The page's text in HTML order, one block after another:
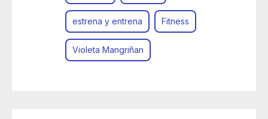
estrena y entrena Fitness
Violeta Mangriñan